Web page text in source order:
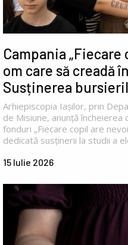
Campania
om care să creadă
Susținerea
Arhiepiscopia Iașilor, prin
de Misiune, anunță
fonduri „Fiecare copil are
dedicată susținerii la studii a
15 Iulie 2026